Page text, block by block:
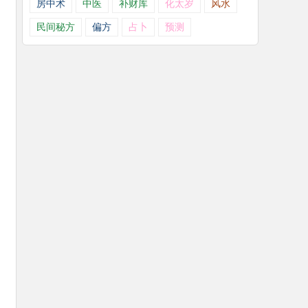
房中术 中医 补财库 化太岁 风水
民间秘方 偏方 占卜 预测